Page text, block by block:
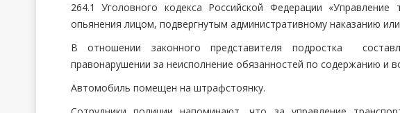
264.1 Уголовного кодекса Российской Федерации
опьянения лицом, подвергнутым административному наказанию
В отношении законного представителя подростка
правонарушении за неисполнение обязанностей по содержанию и
Автомобиль помещен на штрафстоянку.